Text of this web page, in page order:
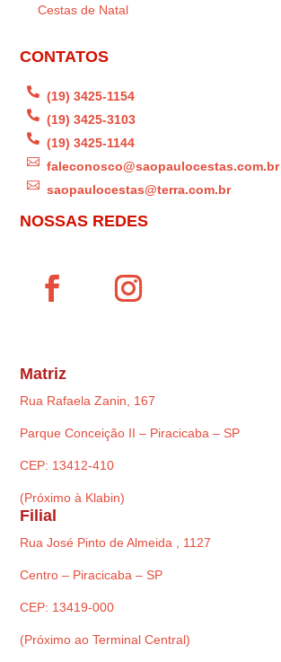
Cestas de Natal
CONTATOS
 (19) 3425-1154
 (19) 3425-3103
 (19) 3425-1144
 faleconosco@saopaulocestas.com.br
 saopaulocestas@terra.com.br
NOSSAS REDES
Matriz
Rua Rafaela Zanin, 167
Parque Conceição II – Piracicaba – SP
CEP: 13412-410
(Próximo à Klabin)
Filial
Rua José Pinto de Almeida , 1127
Centro – Piracicaba – SP
CEP: 13419-000
(Próximo ao Terminal Central)